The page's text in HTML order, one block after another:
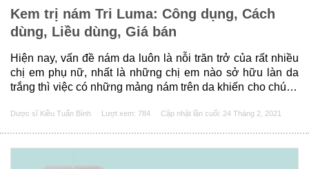
Kem trị nám Tri Luma: Công dụng, Cách
dùng, Liều dùng, Giá bán
Hiện nay, vấn đề nám da luôn là nỗi trăn trở của rất nhiều
chị em phụ nữ, nhất là những chị em nào sở hữu làn da
trắng thì việc có những mảng nám trên da khiến cho chúng
thì......
Dược sĩ Kiều Tuấn Bình Lượt xem: 784 Cập nhật lần cuối: 24 Tháng 2, 2021